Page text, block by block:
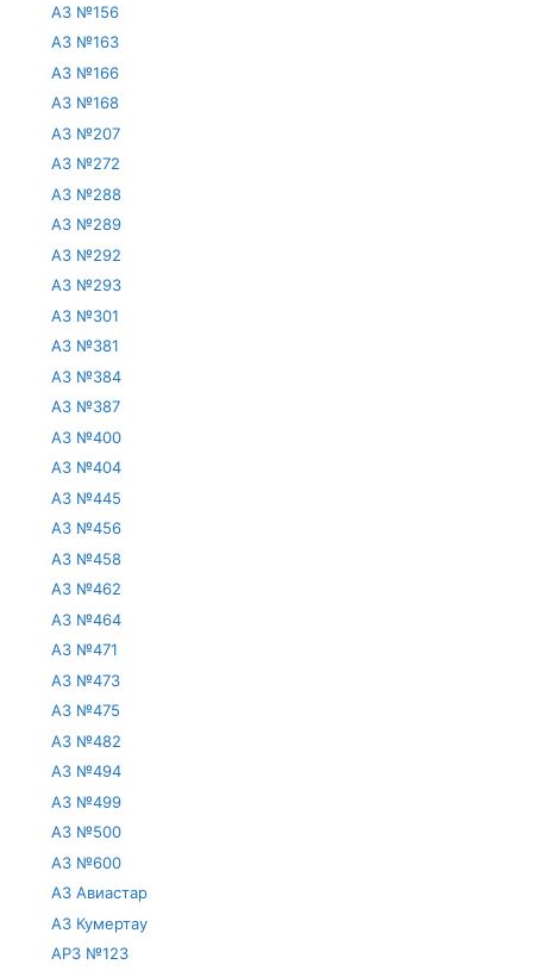
АЗ №156
АЗ №163
АЗ №166
АЗ №168
АЗ №207
АЗ №272
АЗ №288
АЗ №289
АЗ №292
АЗ №293
АЗ №301
АЗ №381
АЗ №384
АЗ №387
АЗ №400
АЗ №404
АЗ №445
АЗ №456
АЗ №458
АЗ №462
АЗ №464
АЗ №471
АЗ №473
АЗ №475
АЗ №482
АЗ №494
АЗ №499
АЗ №500
АЗ №600
АЗ Авиастар
АЗ Кумертау
АРЗ №123